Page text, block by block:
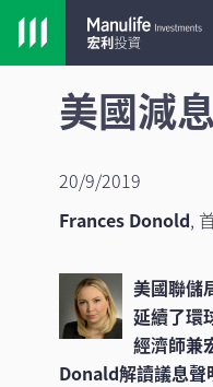
美國減
20/9/2019
Frances Donold,
美國聯儲
延續了環
經濟師兼
Donald解讀議息聲